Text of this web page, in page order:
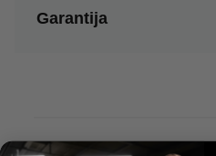
Garantija